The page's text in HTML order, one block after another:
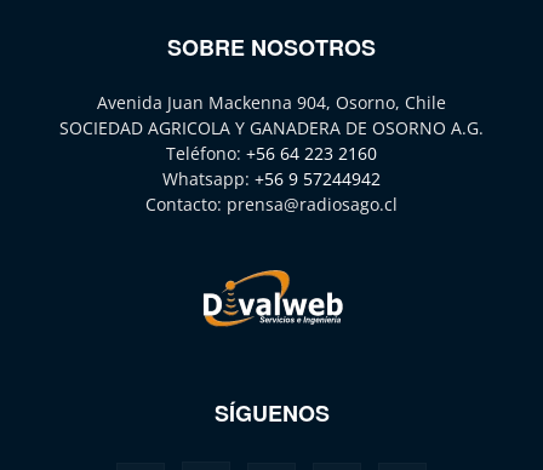
SOBRE NOSOTROS
Avenida Juan Mackenna 904, Osorno, Chile
SOCIEDAD AGRICOLA Y GANADERA DE OSORNO A.G.
Teléfono: +56 64 223 2160
Whatsapp: +56 9 57244942
Contacto: prensa@radiosago.cl
SÍGUENOS